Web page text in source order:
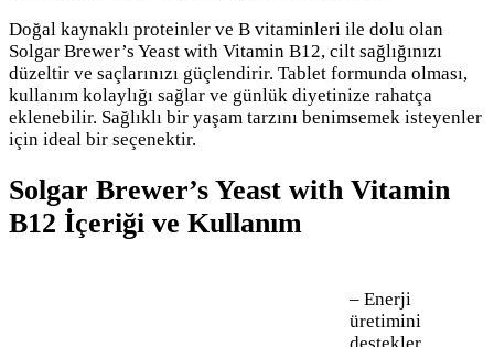
Doğal kaynaklı proteinler ve B vitaminleri ile dolu olan
Solgar Brewer’s Yeast with Vitamin B12, cilt sağlığınızı
düzeltir ve saçlarınızı güçlendirir. Tablet formunda olması,
kullanım kolaylığı sağlar ve günlük diyetinize rahatça
eklenebilir. Sağlıklı bir yaşam tarzını benimsemek isteyenler
için ideal bir seçenektir.
Solgar Brewer’s Yeast with Vitamin
B12 İçeriği ve Kullanım
– Enerji
üretimini